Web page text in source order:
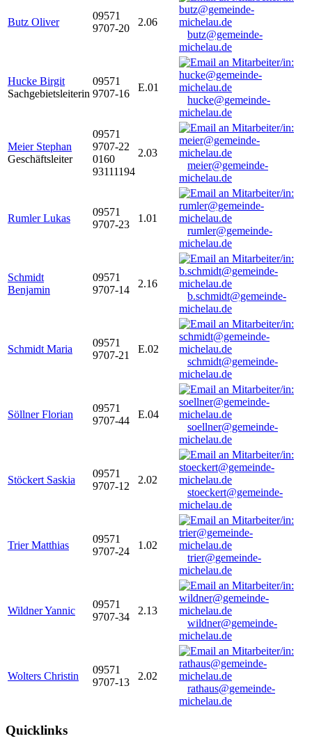
Butz Oliver
09571
9707-20
2.06
butz@gemeinde-
michelau.de
Hucke Birgit
Sachgebietsleiterin
09571
9707-16
E.01
hucke@gemeinde-
michelau.de
Meier Stephan
Geschäftsleiter
09571
9707-22
0160
93111194
2.03
meier@gemeinde-
michelau.de
Rumler Lukas
09571
9707-23
1.01
rumler@gemeinde-
michelau.de
Schmidt
Benjamin
09571
9707-14
2.16
b.schmidt@gemeinde-
michelau.de
Schmidt Maria
09571
9707-21
E.02
schmidt@gemeinde-
michelau.de
Söllner Florian
09571
9707-44
E.04
soellner@gemeinde-
michelau.de
Stöckert Saskia
09571
9707-12
2.02
stoeckert@gemeinde-
michelau.de
Trier Matthias
09571
9707-24
1.02
trier@gemeinde-
michelau.de
Wildner Yannic
09571
9707-34
2.13
wildner@gemeinde-
michelau.de
Wolters Christin
09571
9707-13
2.02
rathaus@gemeinde-
michelau.de
Quicklinks